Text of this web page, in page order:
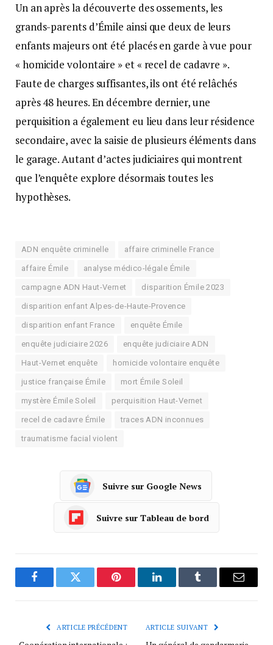
Un an après la découverte des ossements, les
grands-parents d’Émile ainsi que deux de leurs
enfants majeurs ont été placés en garde à vue pour
« homicide volontaire » et « recel de cadavre ».
Faute de charges suffisantes, ils ont été relâchés
après 48 heures. En décembre dernier, une
perquisition a également eu lieu dans leur résidence
secondaire, avec la saisie de plusieurs éléments dans
le garage. Autant d’actes judiciaires qui montrent
que l’enquête explore désormais toutes les
hypothèses.
ADN enquête criminelle affaire criminelle France
affaire Émile analyse médico-légale Émile
campagne ADN Haut-Vernet disparition Émile 2023
disparition enfant Alpes-de-Haute-Provence
disparition enfant France enquête Émile
enquête judiciaire 2026 enquête judiciaire ADN
Haut-Vernet enquête homicide volontaire enquête
justice française Émile mort Émile Soleil
mystère Émile Soleil perquisition Haut-Vernet
recel de cadavre Émile traces ADN inconnues
traumatisme facial violent
Suivre sur Google News
Suivre sur Tableau de bord
FacebookTwitter Pinterest LinkedInTumblr
ARTICLE PRÉCÉDENT ARTICLE SUIVANT